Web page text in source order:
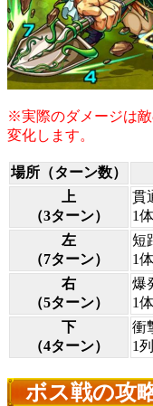
※実際のダメージは
変化します。
場所（ターン数）
上
（3ターン）
貫
1
左
（7ターン）
短
1
右
（5ターン）
爆
1
下
（4ターン）
衝
1
ボス戦の攻